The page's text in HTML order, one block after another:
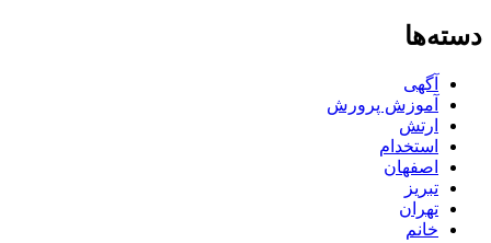
دسته‌ها
آگهی
آموزش پرورش
ارتش
استخدام
اصفهان
تبریز
تهران
خانم